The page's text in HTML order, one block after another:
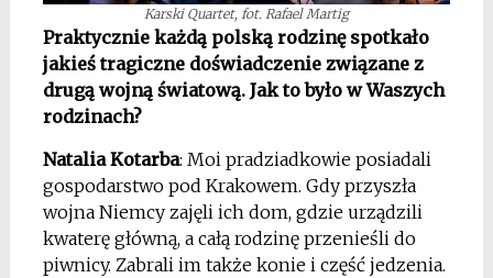
Karski Quartet, fot. Rafael Martig
Praktycznie każdą polską rodzinę spotkało
jakieś tragiczne doświadczenie związane z
drugą wojną światową. Jak to było w Waszych
rodzinach?
Natalia Kotarba: Moi pradziadkowie posiadali
gospodarstwo pod Krakowem. Gdy przyszła
wojna Niemcy zajęli ich dom, gdzie urządzili
kwaterę główną, a całą rodzinę przenieśli do
piwnicy. Zabrali im także konie i część jedzenia.